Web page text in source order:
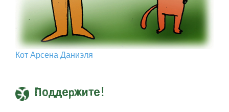
Кот Арcена Даниэля
Поддержите!